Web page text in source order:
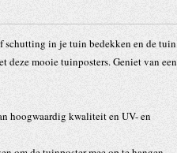
schutting in je tuin bedekken en de tuin
deze mooie tuinposters. Geniet van een
hoogwaardig kwaliteit en UV- en